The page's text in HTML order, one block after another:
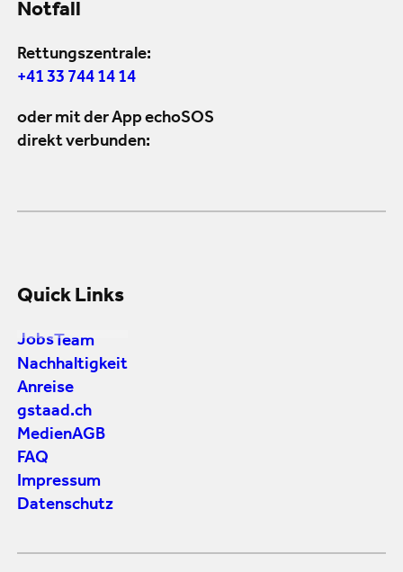
Notfall
Rettungszentrale:
+41 33 744 14 14
oder mit der App echoSOS
direkt verbunden:
Quick Links
Jobs Team
Nachhaltigkeit
Anreise
gstaad.ch
MedienAGB
FAQ
Impressum
Datenschutz